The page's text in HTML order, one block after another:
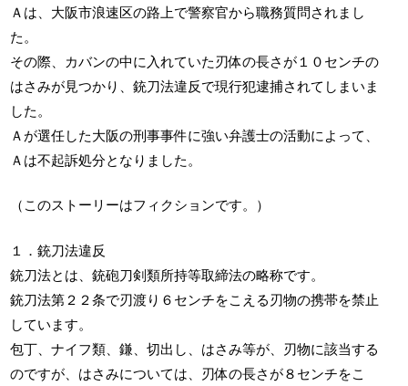
Ａは、大阪市浪速区の路上で警察官から職務質問されまし
た。
その際、カバンの中に入れていた刃体の長さが１０センチの
はさみが見つかり、銃刀法違反で現行犯逮捕されてしまいま
した。
Ａが選任した大阪の刑事事件に強い弁護士の活動によって、
Ａは不起訴処分となりました。
（このストーリーはフィクションです。）
１．銃刀法違反
銃刀法とは、銃砲刀剣類所持等取締法の略称です。
銃刀法第２２条で刃渡り６センチをこえる刃物の携帯を禁止
しています。
包丁、ナイフ類、鎌、切出し、はさみ等が、刃物に該当する
のですが、はさみについては、刃体の長さが８センチをこ